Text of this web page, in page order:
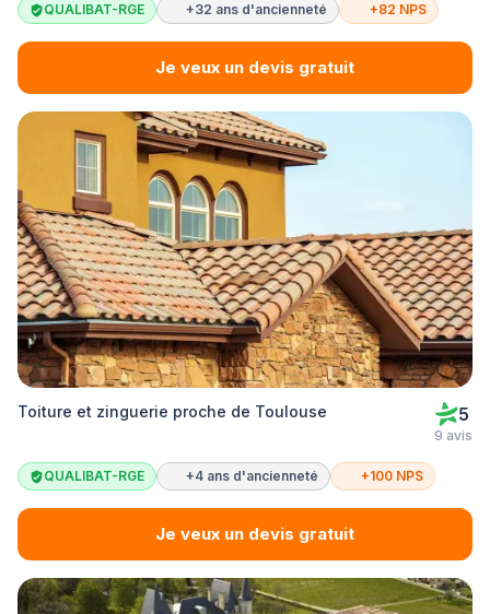
QUALIBAT-RGE +32 ans d'ancienneté +82 NPS
Je veux un devis gratuit
Toiture et zinguerie proche de Toulouse 5
9 avis
QUALIBAT-RGE +4 ans d'ancienneté +100 NPS
Je veux un devis gratuit